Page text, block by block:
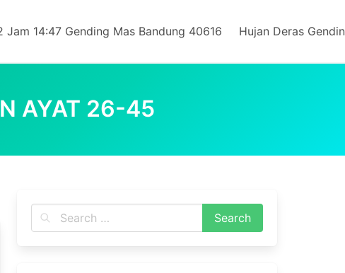
14:47 Gending Mas Bandung 40616 Hujan Deras
AYAT 26-45